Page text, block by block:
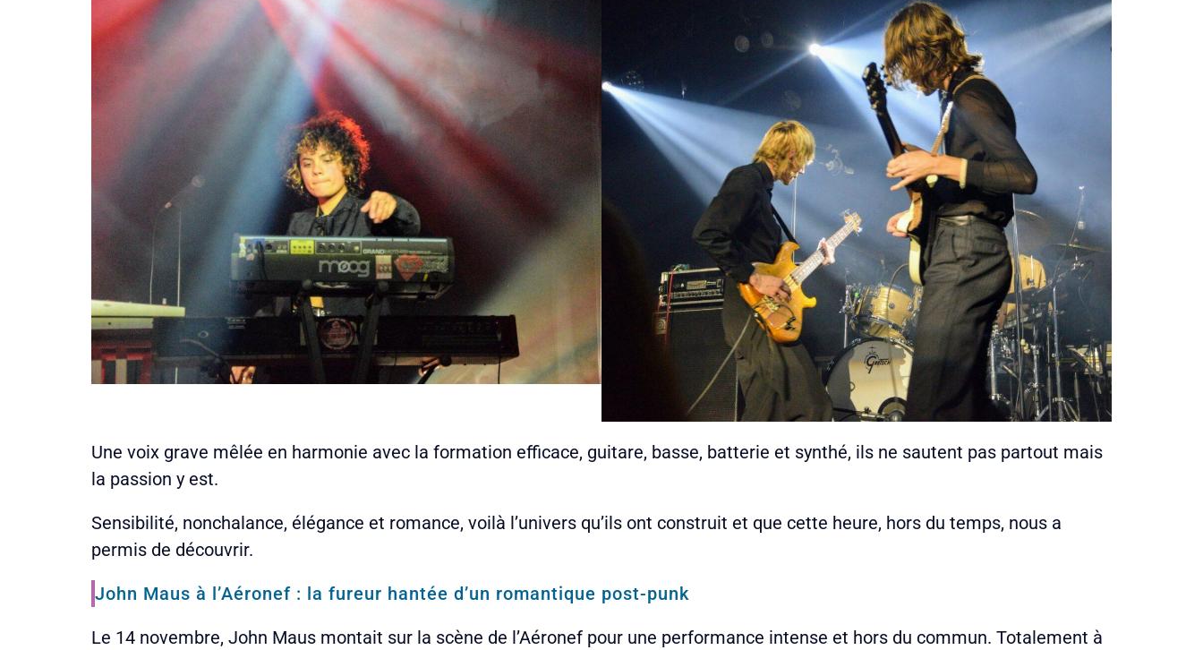
Une voix grave mêlée en harmonie avec la formation efficace, guitare, basse, batterie et synthé, ils ne sautent pas partout mais
la passion y est.
Sensibilité, nonchalance, élégance et romance, voilà l’univers qu’ils ont construit et que cette heure, hors du temps, nous a
permis de découvrir.
John Maus à l’Aéronef : la fureur hantée d’un romantique post-punk
Le 14 novembre, John Maus montait sur la scène de l’Aéronef pour une performance intense et hors du commun. Totalement à